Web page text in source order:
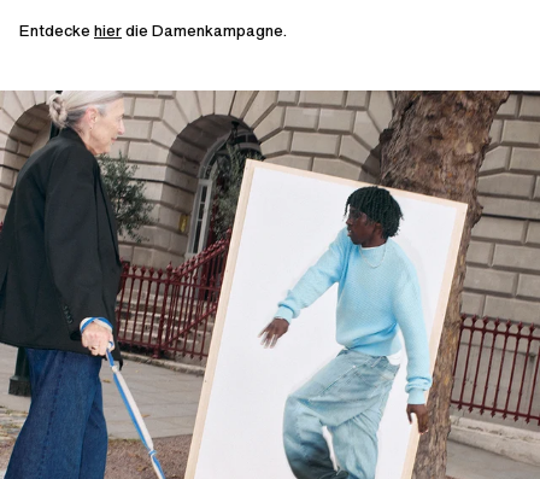
Entdecke hierdie Damenkampagne.